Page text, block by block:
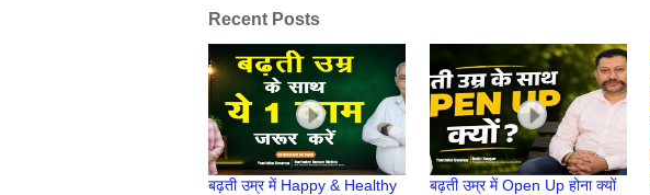
Recent Posts
बढ़ती उम्र में Happy & Healthy
बढ़ती उम्र में Open Up होना क्यों